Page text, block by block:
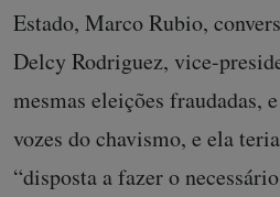
Estado, Marco Rubio,
Delcy Rodriguez, vice-
mesmas eleições fraudadas,
vozes do chavismo, e ela
“disposta a fazer o